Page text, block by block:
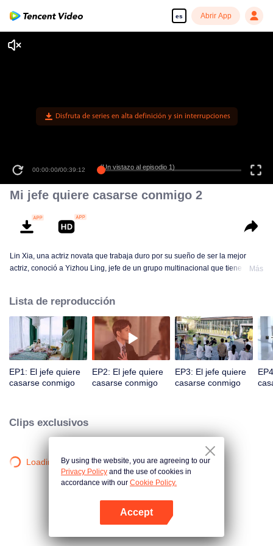
es Abrir App
Disfruta de series en alta definición y sin interrupciones
00:00:00/00:39:12 (Un vistazo al episodio 1)
Mi jefe quiere casarse conmigo 2
Lin Xia, una actriz novata que trabaja duro por su sueño de ser la mejor
actriz, conoció a Yizhou Ling, jefe de un grupo multinacional que tiene el
encuentro familiar o un encuentro calculado, los dos desarrollan un dulce
amor bajo diversas circunstancias.
Más
Lista de reproducción
EP1: El jefe quiere
casarse conmigo
EP2: El jefe quiere
casarse conmigo
EP3: El jefe quiere
casarse conmigo
Clips exclusivos
Loading…By using the website, you are agreeing to our
Privacy Policy and the use of cookies in
accordance with our Cookie Policy.
Accept